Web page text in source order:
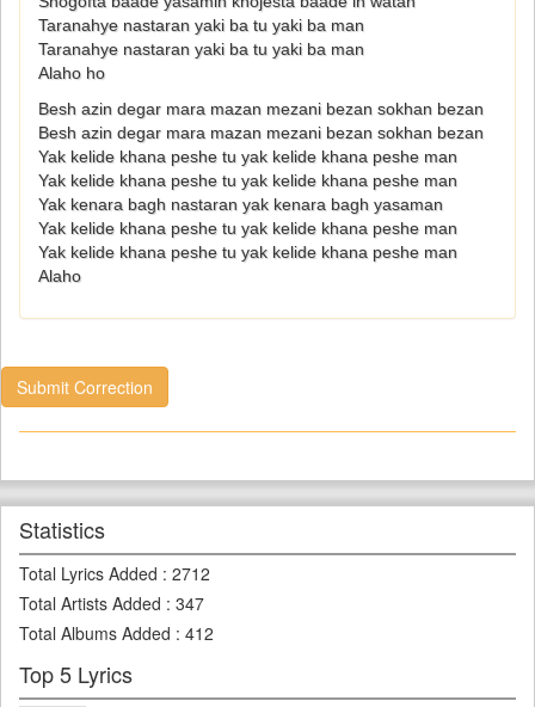
Taranahye nastaran yaki ba tu yaki ba man
Taranahye nastaran yaki ba tu yaki ba man
Alaho ho
Besh azin degar mara mazan mezani bezan sokhan bezan
Besh azin degar mara mazan mezani bezan sokhan bezan
Yak kelide khana peshe tu yak kelide khana peshe man
Yak kelide khana peshe tu yak kelide khana peshe man
Yak kenara bagh nastaran yak kenara bagh yasaman
Yak kelide khana peshe tu yak kelide khana peshe man
Yak kelide khana peshe tu yak kelide khana peshe man
Alaho
Submit Correction
Statistics
Total Lyrics Added : 2712
Total Artists Added : 347
Total Albums Added : 412
Top 5 Lyrics